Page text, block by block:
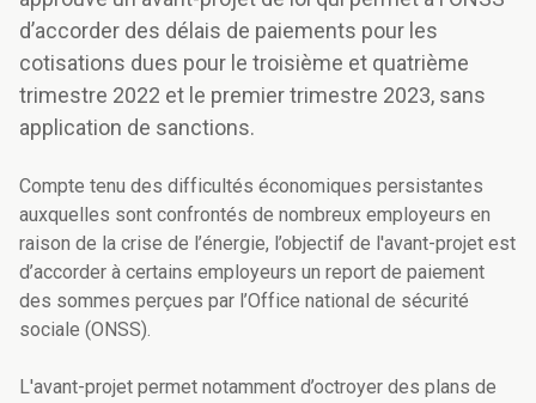
d’accorder des délais de paiements pour les
cotisations dues pour le troisième et quatrième
trimestre 2022 et le premier trimestre 2023, sans
application de sanctions.
Compte tenu des difficultés économiques persistantes
auxquelles sont confrontés de nombreux employeurs en
raison de la crise de l’énergie, l’objectif de l'avant-projet est
d’accorder à certains employeurs un report de paiement
des sommes perçues par l’Office national de sécurité
sociale (ONSS).
L'avant-projet permet notamment d’octroyer des plans de